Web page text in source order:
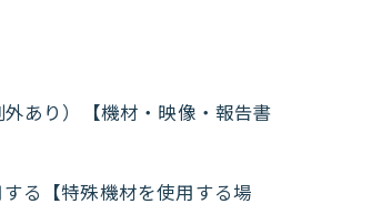
あり）【機材・映像・報告書
る【特殊機材を使用する場